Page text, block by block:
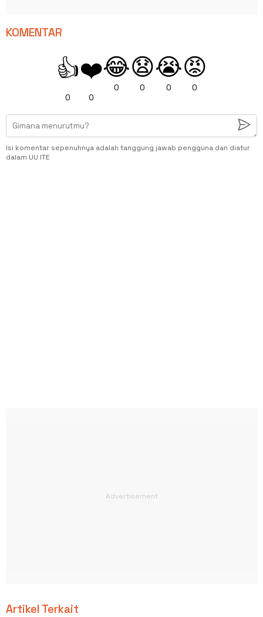
KOMENTAR
👍
0
❤️
0
😂
0
😧
0
😭
0
😡
0
Isi komentar sepenuhnya adalah tanggung jawab pengguna dan diatur
dalam UU ITE
Artikel Terkait